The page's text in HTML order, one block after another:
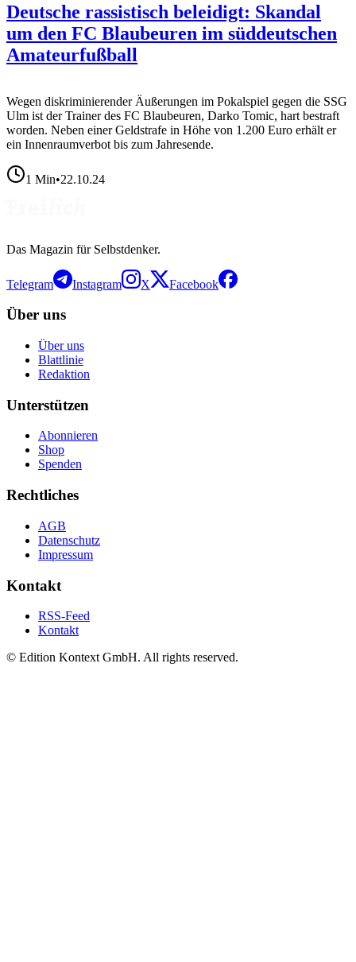
Deutsche rassistisch beleidigt: Skandal
um den FC Blaubeuren im süddeutschen
Amateurfußball
Wegen diskriminierender Äußerungen im Pokalspiel gegen die SSG
Ulm ist der Trainer des FC Blaubeuren, Darko Tomic, hart bestraft
worden. Neben einer Geldstrafe in Höhe von 1.200 Euro erhält er
ein Innenraumverbot bis zum Jahresende.
1 Min•22.10.24
Das Magazin für Selbstdenker.
Telegram Instagram X Facebook
Über uns
Über uns
Blattlinie
Redaktion
Unterstützen
Abonnieren
Shop
Spenden
Rechtliches
AGB
Datenschutz
Impressum
Kontakt
RSS-Feed
Kontakt
© Edition Kontext GmbH. All rights reserved.